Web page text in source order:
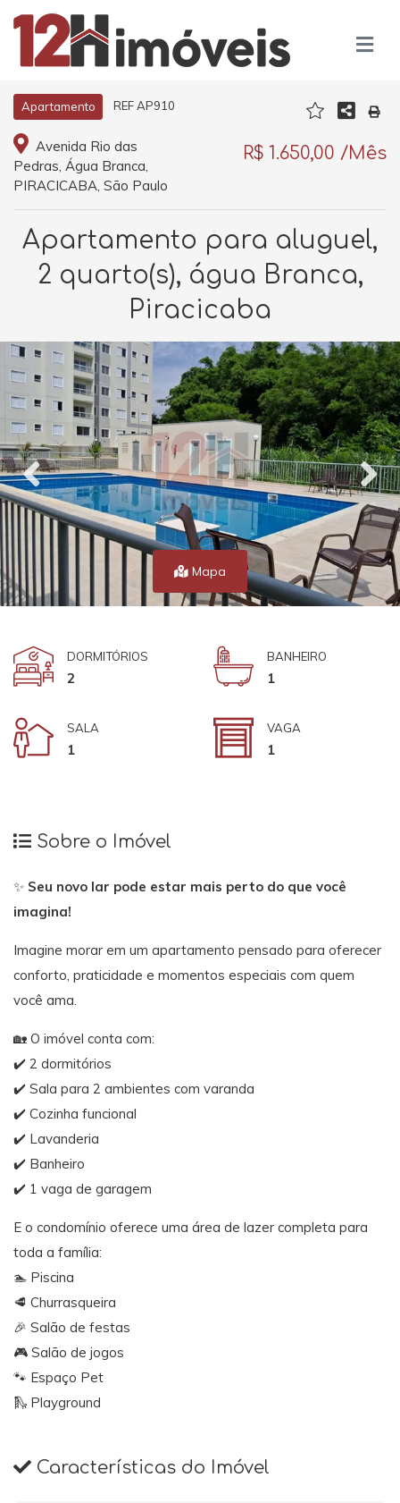
Apartamento REF AP910
Avenida Rio das
Pedras, Água Branca,
PIRACICABA, São Paulo
R$ 1.650,00 /Mês
Apartamento para aluguel,
2 quarto(s), água Branca,
Piracicaba
Mapa
DORMITÓRIOS
2
BANHEIRO
1
SALA
1
VAGA
1
Sobre o Imóvel
✨ Seu novo lar pode estar mais perto do que você
imagina!
Imagine morar em um apartamento pensado para oferecer
conforto, praticidade e momentos especiais com quem
você ama.
🏡 O imóvel conta com:
✔️ 2 dormitórios
✔️ Sala para 2 ambientes com varanda
✔️ Cozinha funcional
✔️ Lavanderia
✔️ Banheiro
✔️ 1 vaga de garagem
E o condomínio oferece uma área de lazer completa para
toda a família:
🏊 Piscina
🥩 Churrasqueira
🎉 Salão de festas
🎮 Salão de jogos
🐾 Espaço Pet
🛝 Playground
Características do Imóvel